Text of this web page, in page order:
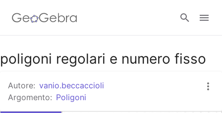
Google Classroom
GeoGebra Classroom
poligoni regolari e numero fisso
Autore: vanio.beccaccioli
Argomento: Poligoni